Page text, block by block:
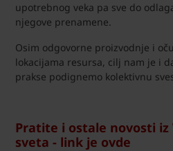
upotrebnog veka pa sve do
njegove prenamene.
Osim odgovorne proizvodnje i
lokacijama resursa, cilj nam je i
prakse podignemo kolektivnu
Pratite i ostale novosti
sveta - link je ovde